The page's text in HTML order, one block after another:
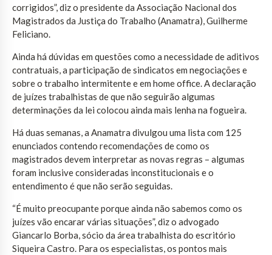
corrigidos”, diz o presidente da Associação Nacional dos
Magistrados da Justiça do Trabalho (Anamatra), Guilherme
Feliciano.
Ainda há dúvidas em questões como a necessidade de aditivos
contratuais, a participação de sindicatos em negociações e
sobre o trabalho intermitente e em home office. A declaração
de juízes trabalhistas de que não seguirão algumas
determinações da lei colocou ainda mais lenha na fogueira.
Há duas semanas, a Anamatra divulgou uma lista com 125
enunciados contendo recomendações de como os
magistrados devem interpretar as novas regras – algumas
foram inclusive consideradas inconstitucionais e o
entendimento é que não serão seguidas.
“É muito preocupante porque ainda não sabemos como os
juízes vão encarar várias situações”, diz o advogado
Giancarlo Borba, sócio da área trabalhista do escritório
Siqueira Castro. Para os especialistas, os pontos mais